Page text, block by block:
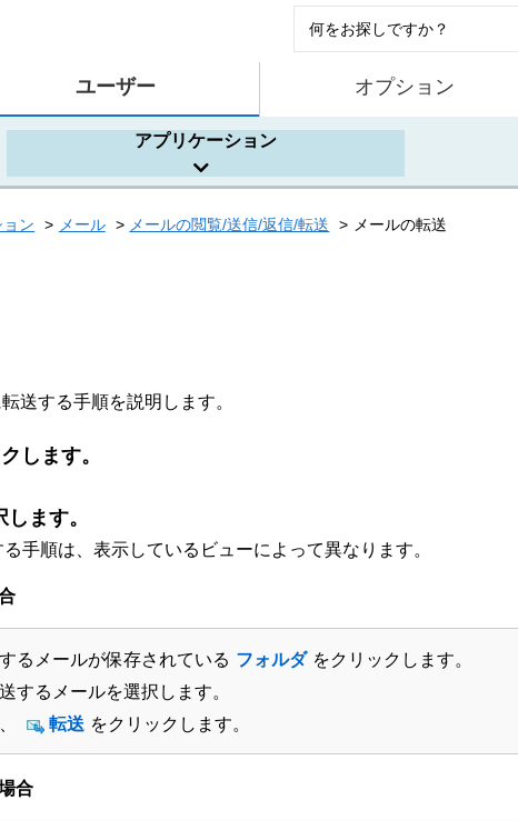
ユーザー オプション
アプリケーション
ン メール メールの閲覧/送信/返信/転送 メールの転送
送する手順を説明します。
します。
ます。
手順は、表示しているビューによって異なります。
るメールが保存されている フォルダ をクリックします。
するメールを選択します。
転送 をクリックします。
合